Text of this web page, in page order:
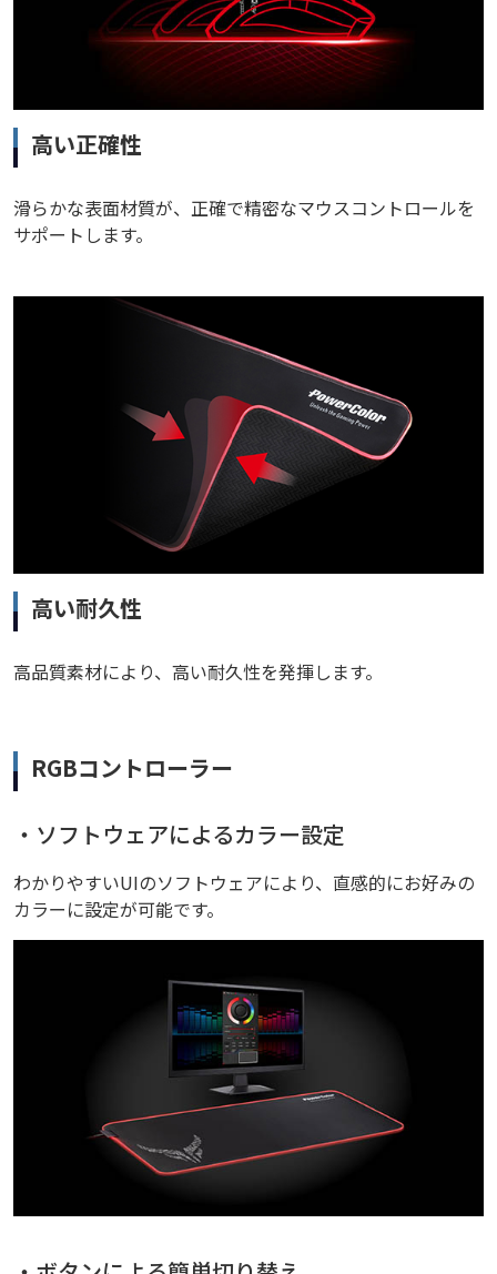
高い正確性
滑らかな表面材質が、正確で精密なマウスコントロールを
サポートします。
高い耐久性
高品質素材により、高い耐久性を発揮します。
RGBコントローラー
・ソフトウェアによるカラー設定
わかりやすいUIのソフトウェアにより、直感的にお好みの
カラーに設定が可能です。